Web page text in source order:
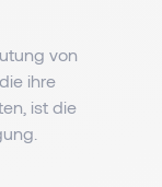
von
, die ihre
ist die